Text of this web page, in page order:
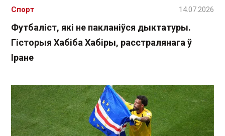
Футбаліст, які не пакланіўся дыктатуры.
Гісторыя Хабіба Хабіры, расстралянага ў
Іране
Спорт 14.07.2026